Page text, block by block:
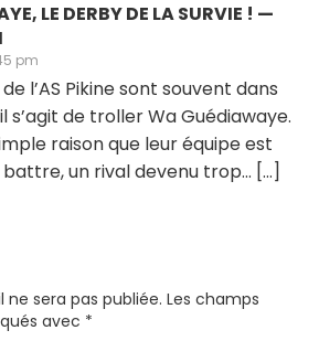
LE DERBY DE LA SURVIE ! —
pm
l’AS Pikine sont souvent dans
s’agit de troller Wa Guédiawaye.
raison que leur équipe est
battre, un rival devenu trop… […]
sera pas publiée. Les champs
avec *